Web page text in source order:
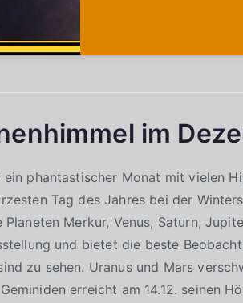
im
phantastischer Monat mit vielen
Tag des Jahres bei der
Planeten Merkur, Venus, Saturn,
und bietet die beste
zu sehen. Uranus und Mars
erreicht am 14.12. seinen